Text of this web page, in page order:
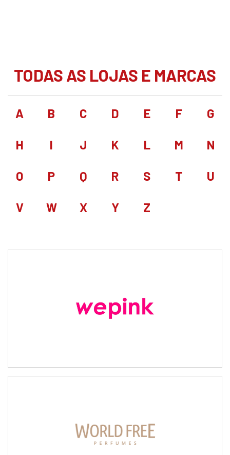
TODAS AS LOJAS E MARCAS
A B C D E F G
H I J K L M N
O P Q R S T U
V W X Y Z